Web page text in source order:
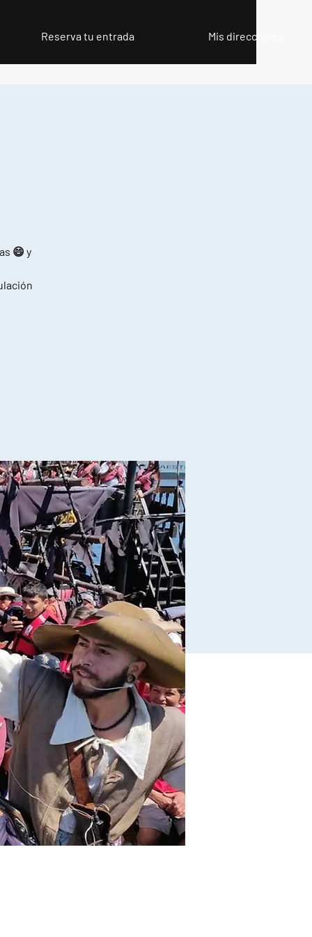
Reserva tu entrada Mis direcciones
😄 y